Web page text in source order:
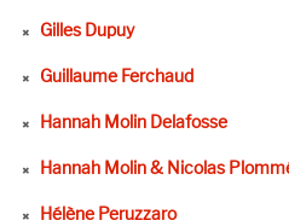
Gilles Dupuy
Guillaume Ferchaud
Hannah Molin Delafosse
Hannah Molin & Nicolas
Hélène Peruzzaro